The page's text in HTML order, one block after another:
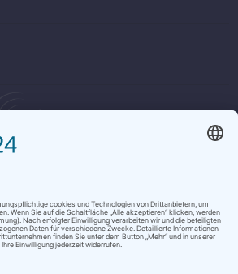
JOBS
BROSCHÜREN
DATENSCHUTZ